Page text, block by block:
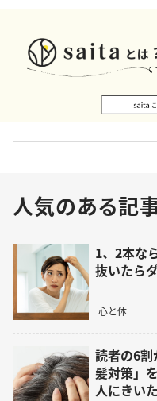
人気のある記
1、2本な
抜いたら
心と体
読者の6
髪対策」
人にきい